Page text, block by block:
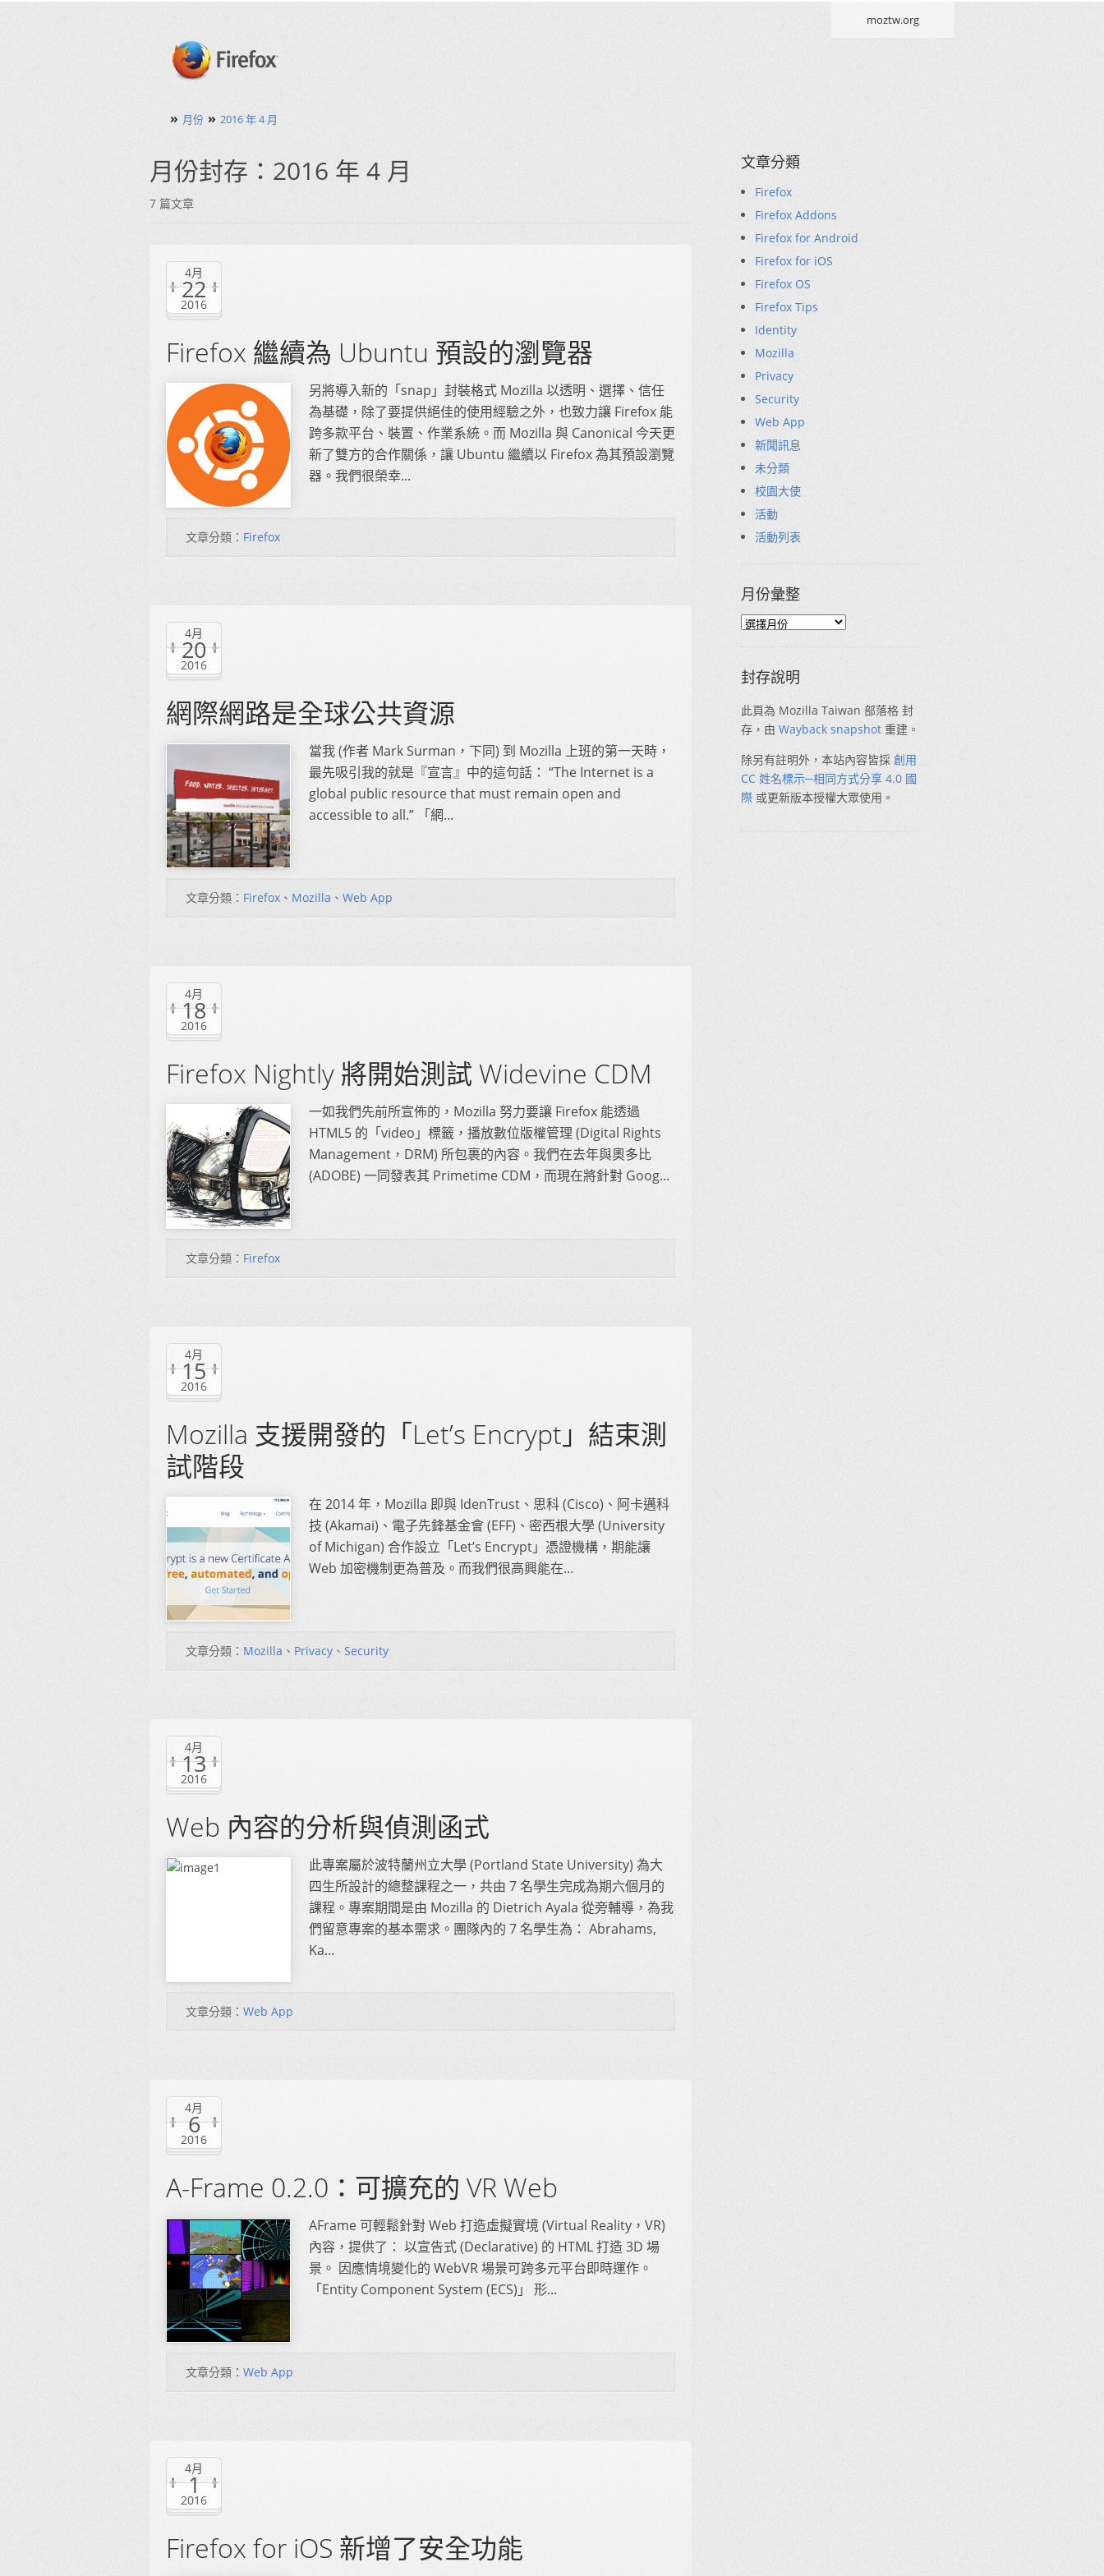
moztw.org
» 月份 » 2016 年 4 月
月份封存：2016 年 4 月
7 篇文章
4月
22
2016
Firefox 繼續為 Ubuntu 預設的瀏覽器
另將導入新的「snap」封裝格式 Mozilla 以透明、選擇、信任
為基礎，除了要提供絕佳的使用經驗之外，也致力讓 Firefox 能
跨多款平台、裝置、作業系統。而 Mozilla 與 Canonical 今天更
新了雙方的合作關係，讓 Ubuntu 繼續以 Firefox 為其預設瀏覽
器。我們很榮幸...
文章分類： Firefox
4月
20
2016
網際網路是全球公共資源
當我 (作者 Mark Surman，下同) 到 Mozilla 上班的第一天時，
最先吸引我的就是『宣言』中的這句話： “The Internet is a
global public resource that must remain open and
accessible to all.” 「網...
文章分類： Firefox 、 Mozilla 、 Web App
4月
18
2016
Firefox Nightly 將開始測試 Widevine CDM
一如我們先前所宣佈的，Mozilla 努力要讓 Firefox 能透過
HTML5 的「video」標籤，播放數位版權管理 (Digital Rights
Management，DRM) 所包裹的內容。我們在去年與奧多比
(ADOBE) 一同發表其 Primetime CDM，而現在將針對 Goog...
文章分類： Firefox
4月
15
2016
Mozilla 支援開發的「Let’s Encrypt」結束測
試階段
在 2014 年，Mozilla 即與 IdenTrust、思科 (Cisco)、阿卡邁科
技 (Akamai)、電子先鋒基金會 (EFF)、密西根大學 (University
of Michigan) 合作設立「Let’s Encrypt」憑證機構，期能讓
Web 加密機制更為普及。而我們很高興能在...
文章分類： Mozilla 、 Privacy 、 Security
4月
13
2016
Web 內容的分析與偵測函式
此專案屬於波特蘭州立大學 (Portland State University) 為大
四生所設計的總整課程之一，共由 7 名學生完成為期六個月的
課程。專案期間是由 Mozilla 的 Dietrich Ayala 從旁輔導，為我
們留意專案的基本需求。團隊內的 7 名學生為： Abrahams,
Ka...
文章分類： Web App
4月
6
2016
A-Frame 0.2.0：可擴充的 VR Web
AFrame 可輕鬆針對 Web 打造虛擬實境 (Virtual Reality，VR)
內容，提供了： 以宣告式 (Declarative) 的 HTML 打造 3D 場
景。 因應情境變化的 WebVR 場景可跨多元平台即時運作。
「Entity Component System (ECS)」 形...
文章分類： Web App
4月
1
2016
Firefox for iOS 新增了安全功能
文章分類
Firefox
Firefox Addons
Firefox for Android
Firefox for iOS
Firefox OS
Firefox Tips
Identity
Mozilla
Privacy
Security
Web App
新聞訊息
未分類
校園大使
活動
活動列表
月份彙整
封存說明
此頁為 Mozilla Taiwan 部落格 封
存，由 Wayback snapshot 重建。
除另有註明外，本站內容皆採 創用
CC 姓名標示─相同方式分享 4.0 國
際 或更新版本授權大眾使用。